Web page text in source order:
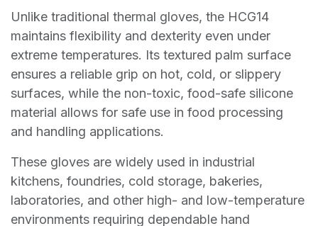
Unlike traditional thermal gloves, the HCG14
maintains flexibility and dexterity even under
extreme temperatures. Its textured palm surface
ensures a reliable grip on hot, cold, or slippery
surfaces, while the non-toxic, food-safe silicone
material allows for safe use in food processing
and handling applications.
These gloves are widely used in industrial
kitchens, foundries, cold storage, bakeries,
laboratories, and other high- and low-temperature
environments requiring dependable hand